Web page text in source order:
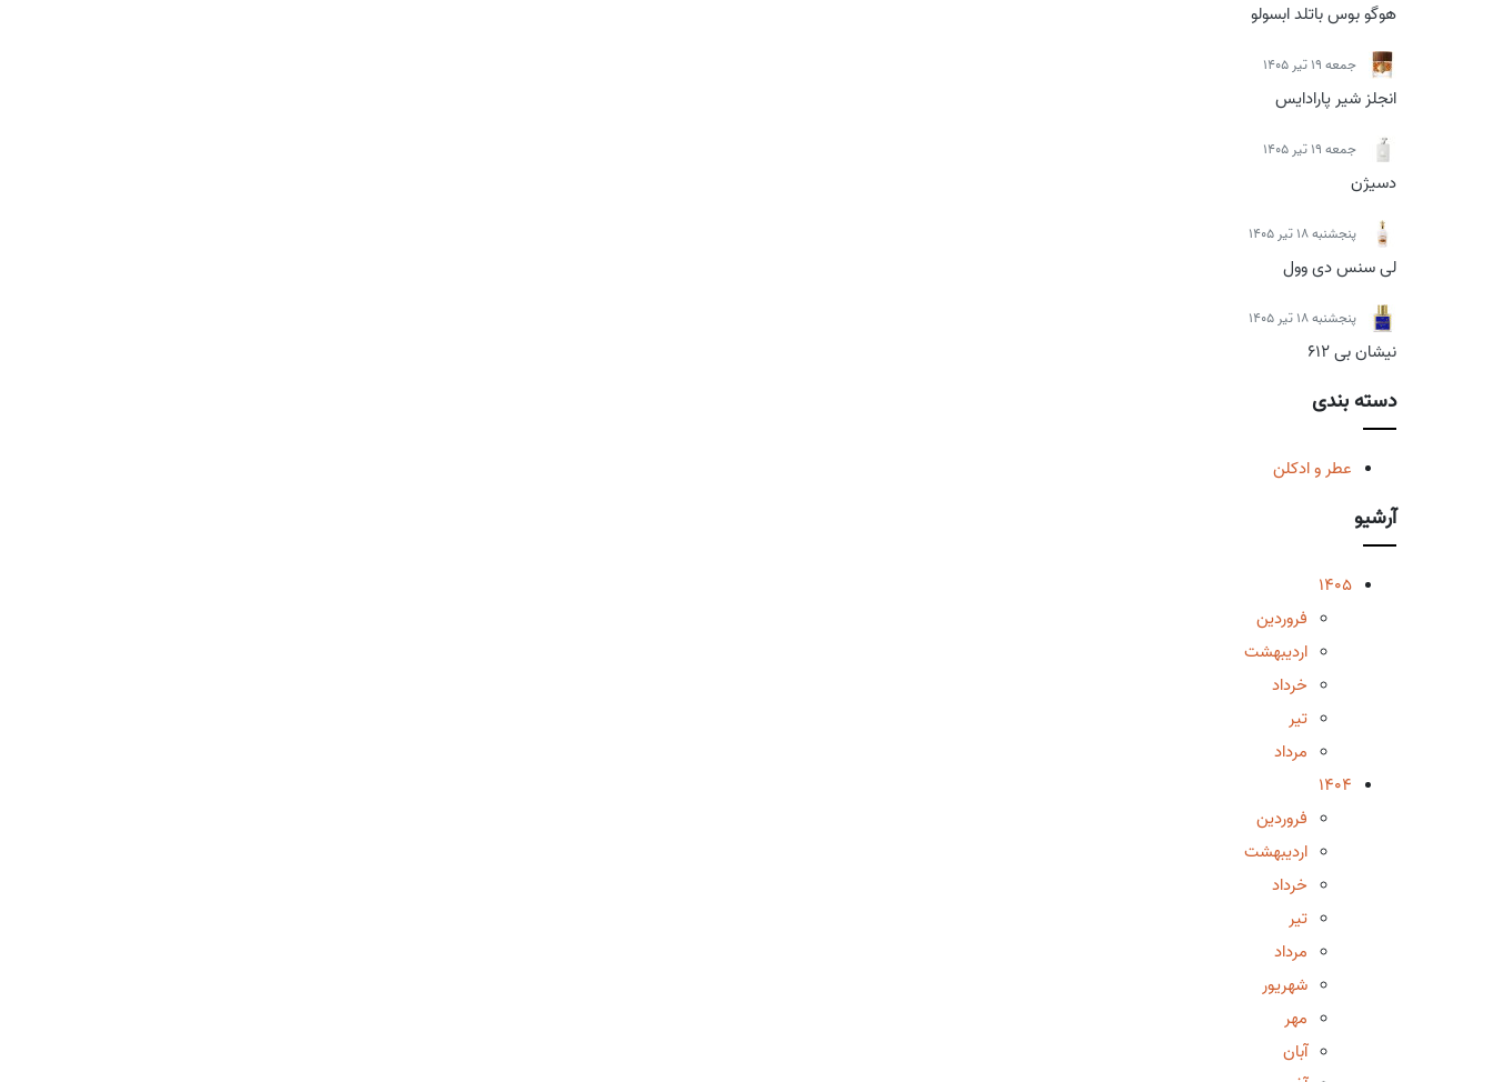
هوگو بوس باتلد ابسولو
جمعه 19 تیر 1405
انجلز شیر پارادایس
جمعه 19 تیر 1405
دسیژن
پنجشنبه 18 تیر 1405
لی سنس دی وول
پنجشنبه 18 تیر 1405
نیشان بی 612
دسته بندی
عطر و ادکلن
آرشیو
1405
فروردین
اردیبهشت
خرداد
تیر
مرداد
1404
فروردین
اردیبهشت
خرداد
تیر
مرداد
شهریور
مهر
آبان